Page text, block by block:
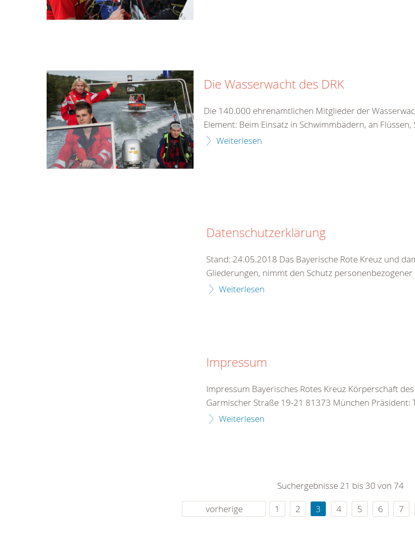
Die Wasserwacht des DRK
Die 140.000 ehrenamtlichen Mitglieder der
Element: Beim Einsatz in Schwimmbädern, an
Weiterlesen
Datenschutzerklärung
Stand: 24.05.2018 Das Bayerische Rote Kreuz und
Gliederungen, nimmt den Schutz
Weiterlesen
Impressum
Impressum Bayerisches Rotes Kreuz Körperschaft
Garmischer Straße 19-21 81373 München
Weiterlesen
Suchergebnisse 21 bis 30 von 74
vorherige
1 2 3 4 5 6 7